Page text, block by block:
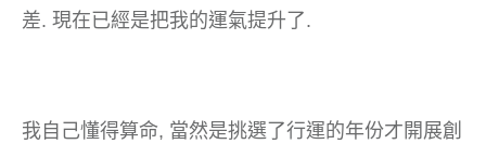
差. 現在已經是把我的運氣提升了.
我自己懂得算命, 當然是挑選了行運的年份才開展創